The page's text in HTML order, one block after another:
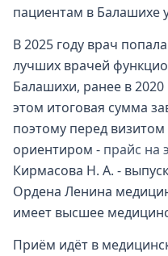
пациентам в Балашихе
В 2025 году врач
лучших врачей
Балашихи, ранее в
этом итоговая сумма
поэтому перед
ориентиром - прайс на
Кирмасова Н. А. -
Ордена Ленина
имеет высшее
Приём идёт в